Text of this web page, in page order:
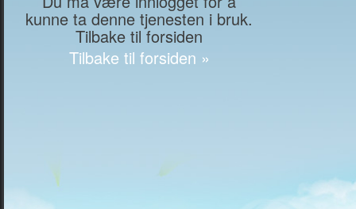
kunne ta denne tjenesten i bruk.
Tilbake til forsiden
Tilbake til forsiden »